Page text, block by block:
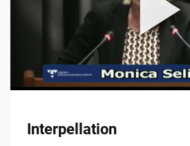
Interpellation